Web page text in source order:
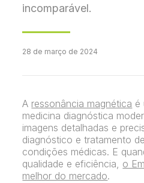
incomparável.
28 de março de 2024
A ressonância magnética é
medicina diagnóstica
imagens detalhadas e
diagnóstico e tratamento
condições médicas. E
qualidade e eficiência, o
melhor do mercado.